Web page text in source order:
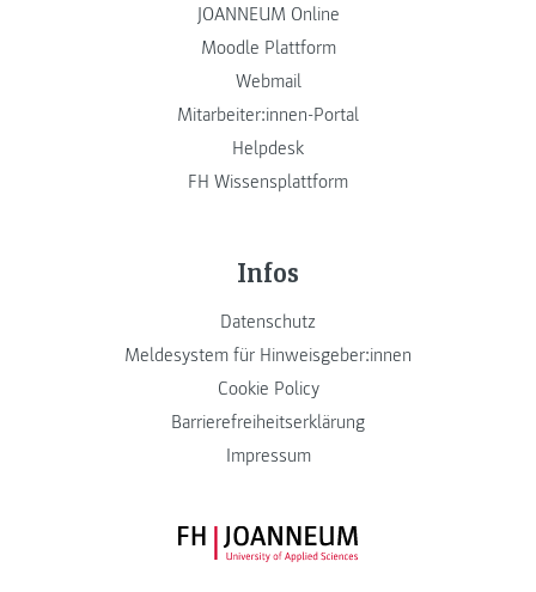
JOANNEUM Online
Moodle Plattform
Webmail
Mitarbeiter:innen-Portal
Helpdesk
FH Wissensplattform
Infos
Datenschutz
Meldesystem für Hinweisgeber:innen
Cookie Policy
Barrierefreiheitserklärung
Impressum
FH JOANNEUM Logo